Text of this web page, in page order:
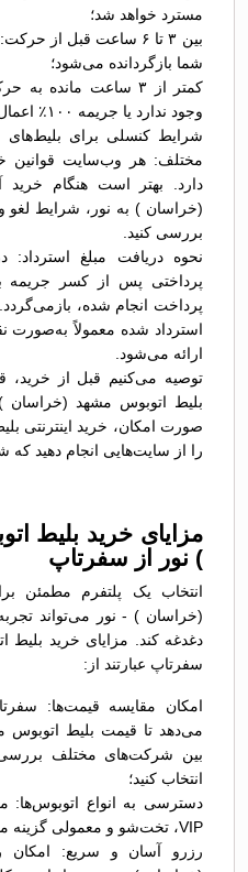
مسترد خواهد شد؛
شما بازگردانده می‌شود؛
کمتر از ۳ ساعت مانده
وجود ندارد یا جریمه ۱۰۰٪ اعمال می‌شود.
شرایط کنسلی برای
مختلف: هر وب‌سایت قوانین
دارد. بهتر است هنگام خرید
(خراسان ) به نور، شرایط
بررسی کنید.
نحوه دریافت مبلغ استرداد:
پرداختی پس از کسر جریمه
پرداخت انجام شده،
استرداد شده معمولاً به‌صورت
ارائه می‌شود.
توصیه می‌کنیم قبل از خرید،
بلیط اتوبوس مشهد (خراسان
صورت امکان، خرید اینترنتی
را از سایت‌هایی انجام دهید که
مزایای خرید بلیط
) نور از سفرتاپ
انتخاب یک پلتفرم مطمئن
(خراسان ) - نور می‌تواند
دغدغه کند. مزایای خرید
سفرتاپ عبارتند از:
امکان مقایسه قیمت‌ها:
می‌دهد تا قیمت بلیط اتوبوس
بین شرکت‌های مختلف بررسی
انتخاب کنید؛
دسترسی به انواع اتوبوس‌ها:
VIP، تخت‌شو و معمولی گزینه موردنظر خود را انتخاب کنید؛
رزرو آسان و سریع: امکان